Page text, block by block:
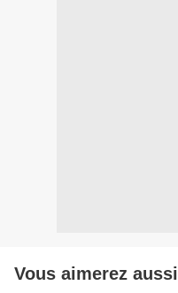
Vous aimerez aussi